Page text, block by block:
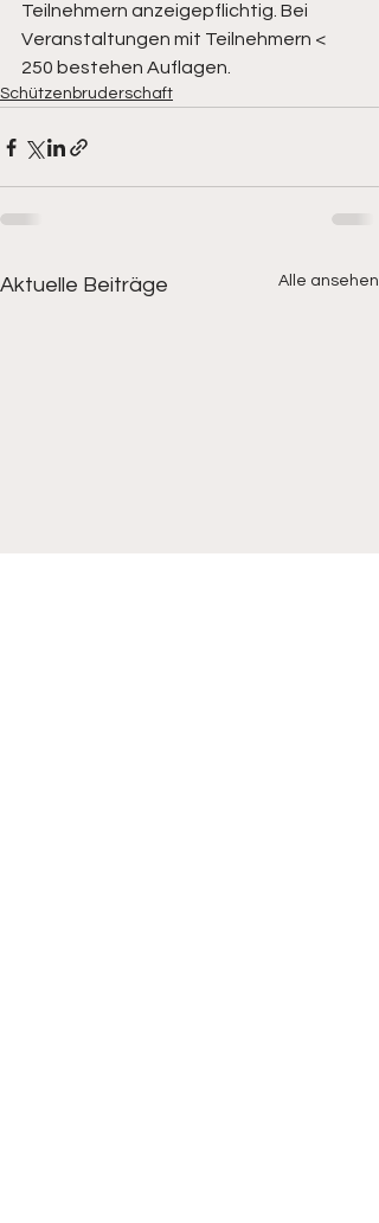
Teilnehmern anzeigepflichtig. Bei
Veranstaltungen mit Teilnehmern <
250 bestehen Auflagen.
Schützenbruderschaft
Aktuelle Beiträge Alle ansehen